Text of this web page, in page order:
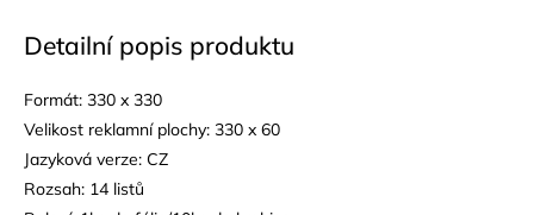
Detailní popis produktu
Formát: 330 x 330
Velikost reklamní plochy: 330 x 60
Jazyková verze: CZ
Rozsah: 14 listů